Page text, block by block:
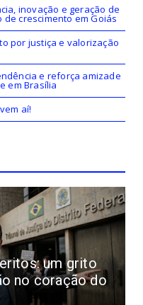
inovação e geração de
crescimento em Goiás
por justiça e valorização
e reforça amizade
em Brasília
aí!
um grito
no coração do